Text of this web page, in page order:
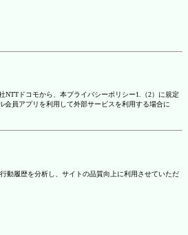
ドコモから、本プライバシーポリシー1.（2）に規定
員アプリを利用して外部サービスを利用する場合に
動履歴を分析し、サイトの品質向上に利用させていただ